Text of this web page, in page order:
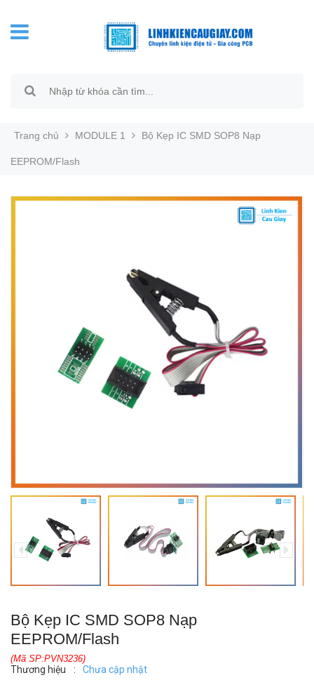
Trang chủ MODULE 1 Bộ Kẹp IC SMD SOP8 Nạp
EEPROM/Flash
Bộ Kẹp IC SMD SOP8 Nạp
EEPROM/Flash
(Mã SP:PVN3236)
Thương hiệu : Chưa cập nhật